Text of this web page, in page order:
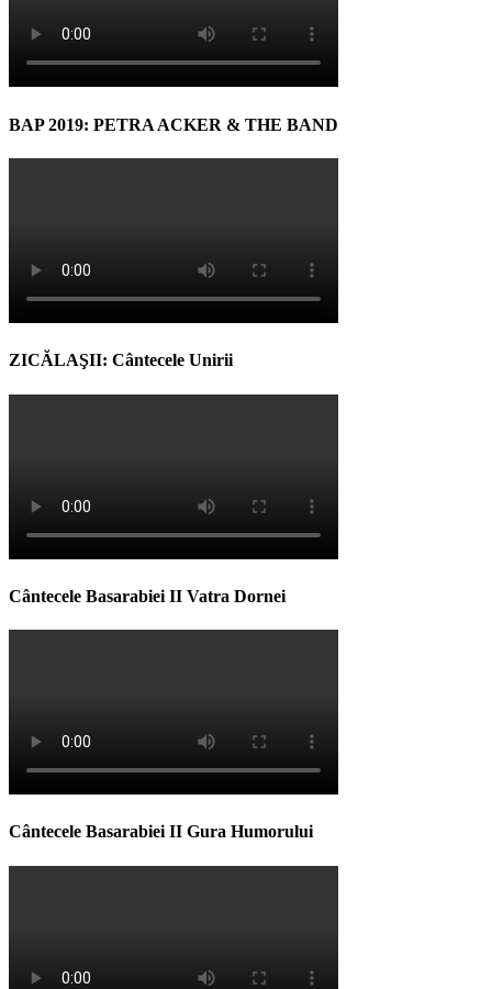
BAP 2019: PETRA ACKER & THE BAND
ZICĂLAŞII: Cântecele Unirii
Cântecele Basarabiei II Vatra Dornei
Cântecele Basarabiei II Gura Humorului